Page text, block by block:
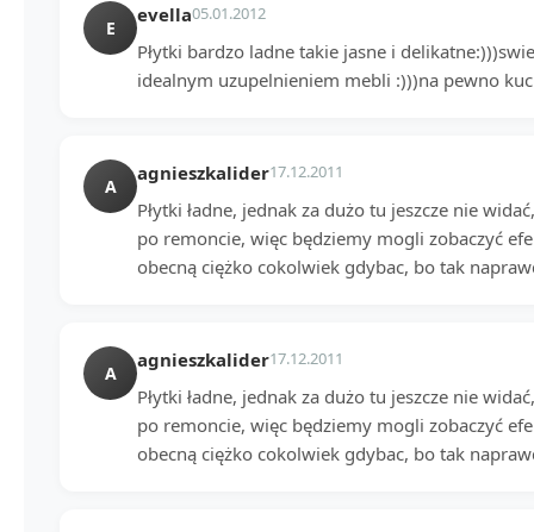
E
evella05.01.2012
Płytki bardzo ladne takie jasne i
idealnym uzupelnieniem mebli :)))na pewno
A
agnieszkalider17.12.2011
Płytki ładne, jednak za dużo tu jeszcze nie
po remoncie, więc będziemy mogli zobaczyć
obecną ciężko cokolwiek gdybac, bo tak
A
agnieszkalider17.12.2011
Płytki ładne, jednak za dużo tu jeszcze nie
po remoncie, więc będziemy mogli zobaczyć
obecną ciężko cokolwiek gdybac, bo tak